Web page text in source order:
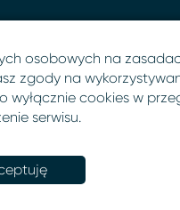
osobowych na
zgody na
wyłącznie cookies w
serwisu.